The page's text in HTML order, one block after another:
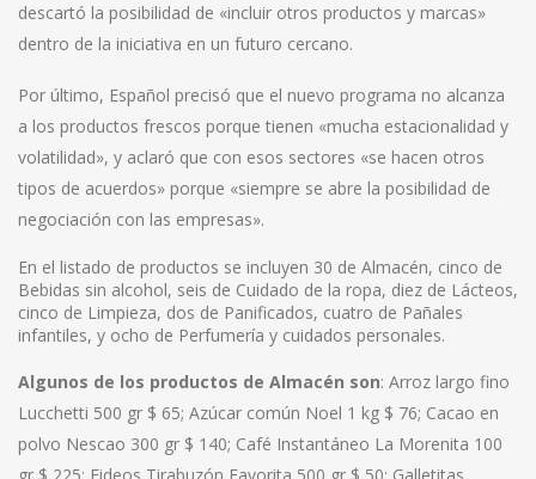
descartó la posibilidad de «incluir otros productos y marcas»
dentro de la iniciativa en un futuro cercano.
Por último, Español precisó que el nuevo programa no alcanza
a los productos frescos porque tienen «mucha estacionalidad y
volatilidad», y aclaró que con esos sectores «se hacen otros
tipos de acuerdos» porque «siempre se abre la posibilidad de
negociación con las empresas».
En el listado de productos se incluyen 30 de Almacén, cinco de
Bebidas sin alcohol, seis de Cuidado de la ropa, diez de Lácteos,
cinco de Limpieza, dos de Panificados, cuatro de Pañales
infantiles, y ocho de Perfumería y cuidados personales.
Algunos de los productos de Almacén son: Arroz largo fino
Lucchetti 500 gr $ 65; Azúcar común Noel 1 kg $ 76; Cacao en
polvo Nescao 300 gr $ 140; Café Instantáneo La Morenita 100